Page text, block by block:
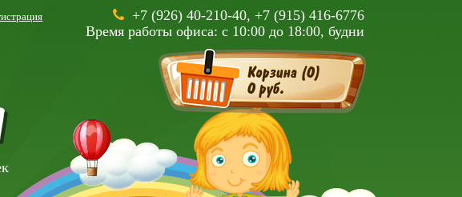
+7 (926) 40-210-40, +7 (915) 416-6776
Время работы офиса: с 10:00 до 18:00, будни
Корзина (0)
0 руб.